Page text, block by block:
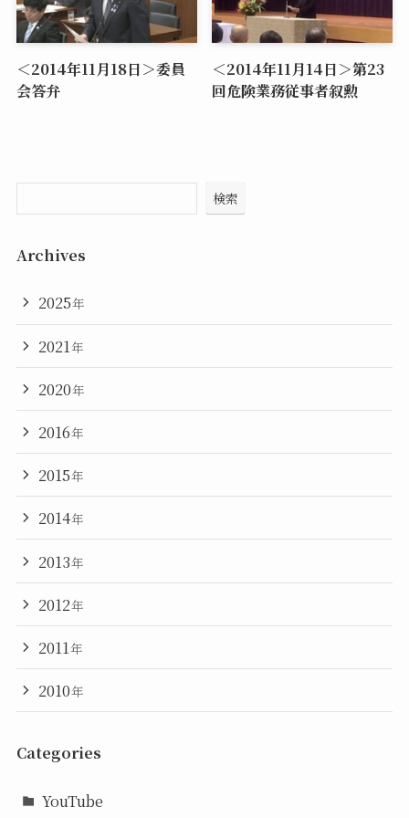
＜2014年11月18日＞委員
会答弁
＜2014年11月14日＞第23
回危険業務従事者叙勲
検索
Archives
2025年
2021年
2020年
2016年
2015年
2014年
2013年
2012年
2011年
2010年
Categories
YouTube